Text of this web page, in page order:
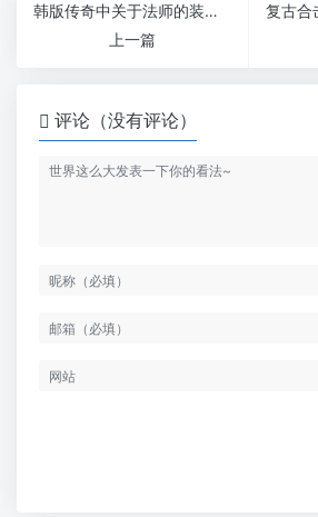
韩版传奇中关于法师的装备选择
上一篇
评论（没有评论）